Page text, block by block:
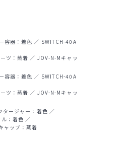
容器：着色 ／ SWITCH-40A
ツ：蒸着 ／ JOV-N-Mキャッ
容器：着色 ／ SWITCH-40A
ツ：蒸着 ／ JOV-N-Mキャッ
タージャー：着色 ／
：着色 ／
ャップ：蒸着